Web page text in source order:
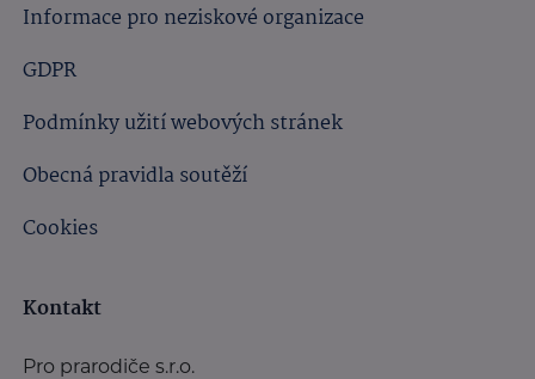
Informace pro neziskové organizace
GDPR
Podmínky užití webových stránek
Obecná pravidla soutěží
Cookies
Kontakt
Pro prarodiče s.r.o.